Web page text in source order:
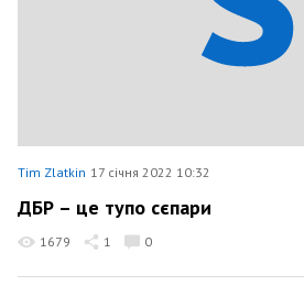
Tim Zlatkin 17 січня 2022 10:32
ДБР – це тупо сєпари
1679 1 0